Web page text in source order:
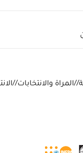
المراة والانتخابات//